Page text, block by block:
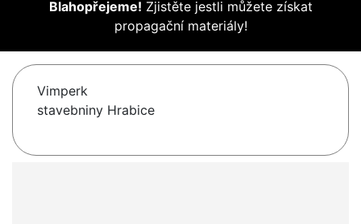
Blahopřejeme! Zjistěte jestli můžete získat
propagační materiály!
Vimperk
stavebniny Hrabice